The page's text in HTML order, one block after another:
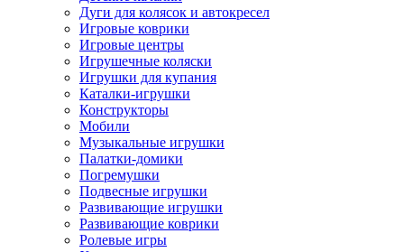
Дуги для колясок и автокресел
Игровые коврики
Игровые центры
Игрушечные коляски
Игрушки для купания
Каталки-игрушки
Конструкторы
Мобили
Музыкальные игрушки
Палатки-домики
Погремушки
Подвесные игрушки
Развивающие игрушки
Развивающие коврики
Ролевые игры